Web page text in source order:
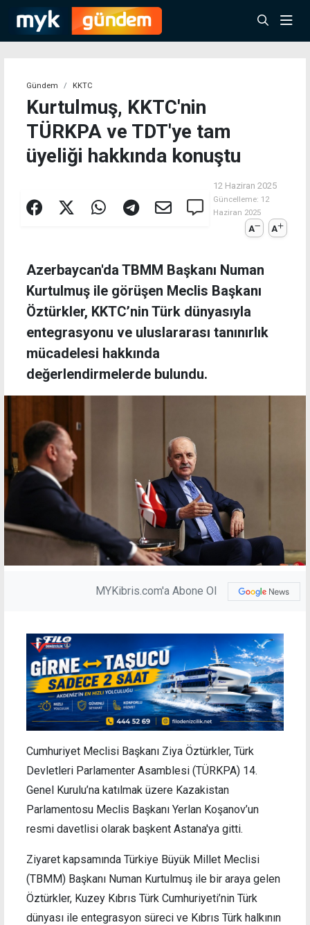
Gündem KKTC
Kurtulmuş, KKTC'nin
TÜRKPA ve TDT'ye tam
üyeliği hakkında konuştu
12 Haziran 2025
Güncelleme: 12
Haziran 2025
A A
Azerbaycan'da TBMM Başkanı Numan
Kurtulmuş ile görüşen Meclis Başkanı
Öztürkler, KKTC’nin Türk dünyasıyla
entegrasyonu ve uluslararası tanınırlık
mücadelesi hakkında
değerlendirmelerde bulundu.
MYKibris.com'a Abone Ol
Cumhuriyet Meclisi Başkanı Ziya Öztürkler, Türk
Devletleri Parlamenter Asamblesi (TÜRKPA) 14.
Genel Kurulu’na katılmak üzere Kazakistan
Parlamentosu Meclis Başkanı Yerlan Koşanov’un
resmi davetlisi olarak başkent Astana'ya gitti.
Ziyaret kapsamında Türkiye Büyük Millet Meclisi
(TBMM) Başkanı Numan Kurtulmuş ile bir araya gelen
Öztürkler, Kuzey Kıbrıs Türk Cumhuriyeti’nin Türk
dünyası ile entegrasyon süreci ve Kıbrıs Türk halkının